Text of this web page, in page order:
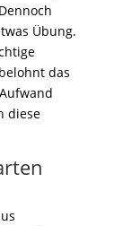
Übung.
das
diese